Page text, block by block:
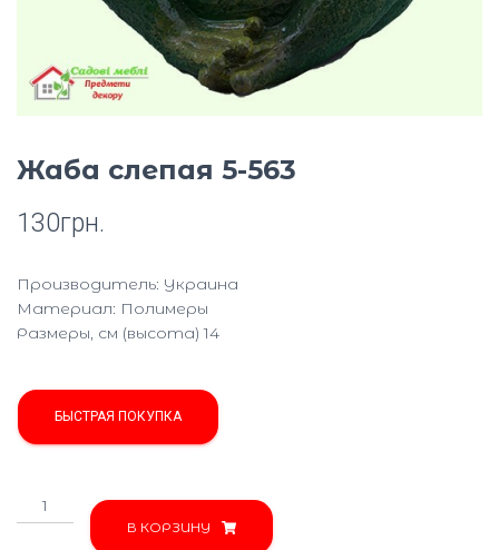
Жаба слепая 5-563
130грн.
Производитель: Украина
Материал: Полимеры
Размеры, см (высота) 14
БЫСТРАЯ ПОКУПКА
Количество
товара
В КОРЗИНУ